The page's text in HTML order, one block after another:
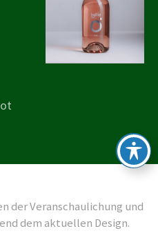
der Veranschaulichung und
dem aktuellen Design.